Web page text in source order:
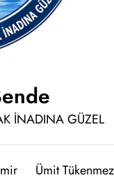
İNADINA GÜZEL
Ümit Tükenmez